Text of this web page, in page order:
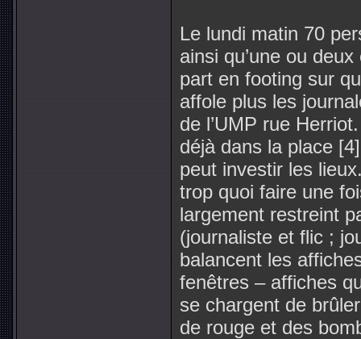
Le lundi matin 70
ainsi qu’une ou
part en footing sur
affole plus les
de l’UMP rue
déjà dans la place
peut investir les
trop quoi faire une
largement restreint
(journaliste et flic ;
balancent les
fenêtres – affiches
se chargent de
de rouge et des